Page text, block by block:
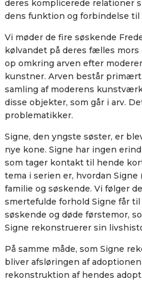
deres komplicerede relationer
dens funktion og forbindelse til
Vi møder de fire søskende
kølvandet på deres fælles
op omkring arven efter
kunstner. Arven består
samling af moderens
disse objekter, som går i arv.
problematikker.
Signe, den yngste søster, er
nye kone. Signe har ingen
som tager kontakt til hende
tema i serien er, hvordan
familie og søskende. Vi følger
smertefulde forhold Signe får
søskende og døde førstemor,
Signe rekonstruerer sin
På samme måde, som Signe
bliver afsløringen af
rekonstruktion af hendes